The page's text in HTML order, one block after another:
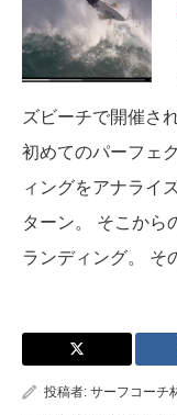
ズビーチで開催さ
初めてのパーフェ
ィングをアナライ
ターン。 そこから
ランディング。 そ
投稿者: サーフコーチ